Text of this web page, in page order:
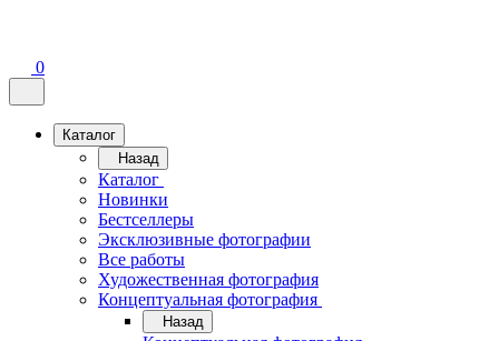
0
Каталог
Назад
Каталог
Новинки
Бестселлеры
Эксклюзивные фотографии
Все работы
Художественная фотография
Концептуальная фотография
Назад